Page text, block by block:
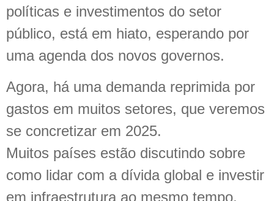
políticas e investimentos do setor
público, está em hiato, esperando por
uma agenda dos novos governos.
Agora, há uma demanda reprimida por
gastos em muitos setores, que veremos
se concretizar em 2025.
Muitos países estão discutindo sobre
como lidar com a dívida global e investir
em infraestrutura ao mesmo tempo.